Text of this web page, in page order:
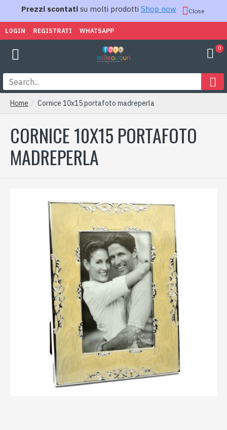
Prezzi scontati su molti prodotti Shop now Close
LOGIN REGISTRATI WHATSAPP
0
Home Cornice 10x15 portafoto madreperla
CORNICE 10X15 PORTAFOTO
MADREPERLA